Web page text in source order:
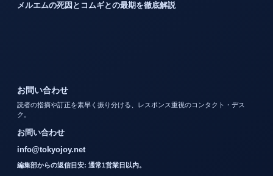
メルエムの死因とコムギとの最期を徹底解説
お問い合わせ
読者の指摘や訂正を素早く振り分ける、レスポンス重視のコンタクト・デス
ク。
お問い合わせ
info@tokyojoy.net
編集部からの返信目安: 通常1営業日以内。